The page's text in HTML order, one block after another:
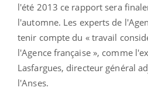
l'été 2013 ce rapport sera
l'automne. Les experts de
tenir compte du « travail
l'Agence française », comme
Lasfargues, directeur général
l'Anses.